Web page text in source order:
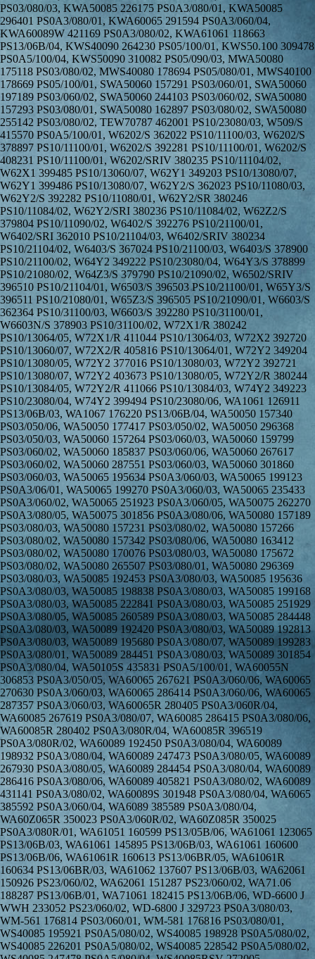
PS03/080/03, KWA50085 226175 PS0A3/080/01, KWA50085
296401 PS0A3/080/01, KWA60065 291594 PS0A3/060/04,
KWA60089W 421169 PS0A3/080/02, KWA61061 118663
PS13/06B/04, KWS40090 264230 PS05/100/01, KWS50.100 309478
PS0A5/100/04, KWS50090 310082 PS05/090/03, MWA50080
175118 PS03/080/02, MWS40080 178694 PS05/080/01, MWS40100
178669 PS05/100/01, SWA50060 157291 PS03/060/01, SWA50060
197189 PS03/060/02, SWA50060 244103 PS03/060/02, SWA50080
157293 PS03/080/01, SWA50080 162897 PS03/080/02, SWA50080
255142 PS03/080/02, TEW70787 462001 PS10/23080/03, W509/S
415570 PS0A5/100/01, W6202/S 362022 PS10/11100/03, W6202/S
378897 PS10/11100/01, W6202/S 392281 PS10/11100/01, W6202/S
408231 PS10/11100/01, W6202/SRIV 380235 PS10/11104/02,
W62X1 399485 PS10/13060/07, W62Y1 349203 PS10/13080/07,
W62Y1 399486 PS10/13080/07, W62Y2/S 362023 PS10/11080/03,
W62Y2/S 392282 PS10/11080/01, W62Y2/SR 380246
PS10/11084/02, W62Y2/SRI 380236 PS10/11084/02, W62Z2/S
379804 PS10/11090/02, W6402/S 392276 PS10/21100/01,
W6402/SRI 362010 PS10/21104/03, W6402/SRIV 380234
PS10/21104/02, W6403/S 367024 PS10/21100/03, W6403/S 378900
PS10/21100/02, W64Y2 349222 PS10/23080/04, W64Y3/S 378899
PS10/21080/02, W64Z3/S 379790 PS10/21090/02, W6502/SRIV
396510 PS10/21104/01, W6503/S 396503 PS10/21100/01, W65Y3/S
396511 PS10/21080/01, W65Z3/S 396505 PS10/21090/01, W6603/S
362364 PS10/31100/03, W6603/S 392280 PS10/31100/01,
W6603N/S 378903 PS10/31100/02, W72X1/R 380242
PS10/13064/05, W72X1/R 411044 PS10/13064/03, W72X2 392720
PS10/13060/07, W72X2/R 405816 PS10/13064/01, W72Y2 349204
PS10/13080/05, W72Y2 377016 PS10/13080/03, W72Y2 392721
PS10/13080/07, W72Y2 403673 PS10/13080/05, W72Y2/R 380244
PS10/13084/05, W72Y2/R 411066 PS10/13084/03, W74Y2 349223
PS10/23080/04, W74Y2 399494 PS10/23080/06, WA1061 126911
PS13/06B/03, WA1067 176220 PS13/06B/04, WA50050 157340
PS03/050/06, WA50050 177417 PS03/050/02, WA50050 296368
PS03/050/03, WA50060 157264 PS03/060/03, WA50060 159799
PS03/060/02, WA50060 185837 PS03/060/06, WA50060 267617
PS03/060/02, WA50060 287551 PS03/060/03, WA50060 301860
PS03/060/03, WA50065 195634 PS0A3/060/03, WA50065 199123
PS0A3/06/01, WA50065 199270 PS0A3/060/03, WA50065 235433
PS0A3/060/02, WA50065 251923 PS0A3/060/05, WA50075 262270
PS0A3/080/05, WA50075 301856 PS0A3/080/06, WA50080 157189
PS03/080/03, WA50080 157231 PS03/080/02, WA50080 157266
PS03/080/02, WA50080 157342 PS03/080/06, WA50080 163412
PS03/080/02, WA50080 170076 PS03/080/03, WA50080 175672
PS03/080/02, WA50080 265507 PS03/080/01, WA50080 296369
PS03/080/03, WA50085 192453 PS0A3/080/03, WA50085 195636
PS0A3/080/03, WA50085 198838 PS0A3/080/03, WA50085 199168
PS0A3/080/03, WA50085 222841 PS0A3/080/03, WA50085 251929
PS0A3/080/05, WA50085 260589 PS0A3/080/03, WA50085 284448
PS0A3/080/03, WA50089 192420 PS0A3/080/03, WA50089 192813
PS0A3/080/03, WA50089 195680 PS0A3/080/07, WA50089 199283
PS0A3/080/01, WA50089 284451 PS0A3/080/03, WA50089 301854
PS0A3/080/04, WA50105S 435831 PS0A5/100/01, WA60055N
306853 PS0A3/050/05, WA60065 267621 PS0A3/060/06, WA60065
270630 PS0A3/060/03, WA60065 286414 PS0A3/060/06, WA60065
287357 PS0A3/060/03, WA60065R 280405 PS0A3/060R/04,
WA60085 267619 PS0A3/080/07, WA60085 286415 PS0A3/080/06,
WA60085R 280402 PS0A3/080R/04, WA60085R 396519
PS0A3/080R/02, WA60089 192450 PS0A3/080/04, WA60089
198932 PS0A3/080/04, WA60089 247473 PS0A3/080/05, WA60089
267930 PS0A3/080/05, WA60089 284454 PS0A3/080/04, WA60089
286416 PS0A3/080/06, WA60089 405821 PS0A3/080/02, WA60089
431141 PS0A3/080/02, WA60089S 301948 PS0A3/080/04, WA6065
385592 PS0A3/060/04, WA6089 385589 PS0A3/080/04,
WA60Z065R 350023 PS0A3/060R/02, WA60Z085R 350025
PS0A3/080R/01, WA61051 160599 PS13/05B/06, WA61061 123065
PS13/06B/03, WA61061 145895 PS13/06B/03, WA61061 160600
PS13/06B/06, WA61061R 160613 PS13/06BR/05, WA61061R
160634 PS13/06BR/03, WA61062 137607 PS13/06B/03, WA62061
150926 PS23/060/02, WA62061 151287 PS23/060/02, WA71.06
188287 PS13/06B/01, WA71061 182415 PS13/06B/06, WD-6600 J
WWH 233052 PS23/060/02, WD-6800 J 329723 PS0A3/080/03,
WM-561 176814 PS03/060/01, WM-581 176816 PS03/080/01,
WS40085 195921 PS0A5/080/02, WS40085 198928 PS0A5/080/02,
WS40085 226201 PS0A5/080/02, WS40085 228542 PS0A5/080/02,